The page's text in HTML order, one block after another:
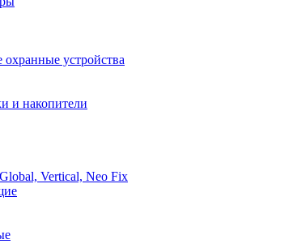
устройства
и накопители
Vertical, Neo Fix